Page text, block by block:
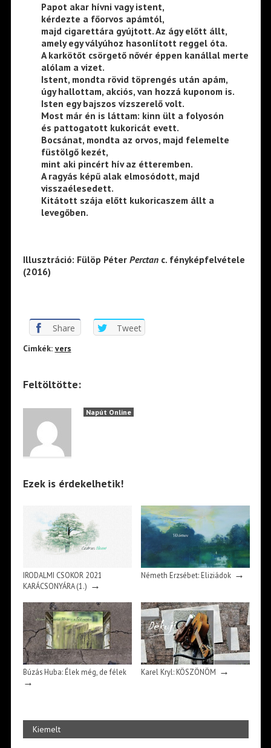
Papot akar hívni vagy istent,
kérdezte a főorvos apámtól,
majd cigarettára gyújtott. Az ágy előtt állt,
amely egy vályúhoz hasonlított reggel óta.
A karkötőt csörgető nővér éppen kanállal merte
alólam a vizet.
Istent, mondta rövid töprengés után apám,
úgy hallottam, akciós, van hozzá kuponom is.
Isten egy bajszos vízszerelő volt.
Most már én is láttam: kinn ült a folyosón
és pattogatott kukoricát evett.
Bocsánat, mondta az orvos, majd felemelte
füstölgő kezét,
mint aki pincért hív az étteremben.
A ragyás képű alak elmosódott, majd
visszaélesedett.
Kitátott szája előtt kukoricaszem állt a
levegőben.
Illusztráció: Fülöp Péter Perctanc. fényképfelvétele
(2016)
Share Tweet
Cimkék: vers
Feltöltötte:
Napút Online
Ezek is érdekelhetik!
IRODALMI CSOKOR 2021
KARÁCSONYÁRA (1.) →
Németh Erzsébet: Eliziádok→
Búzás Huba: Élek még, de félek
→
Karel Kryl: KÖSZÖNÖM →
Kiemelt